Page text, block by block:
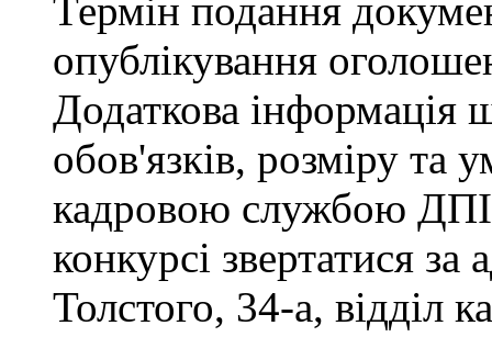
Термін подання
опублікування
Додаткова інформація
обов'язків, розміру та
кадровою службою
конкурсі звертатися
Толстого, 34-а, відділ